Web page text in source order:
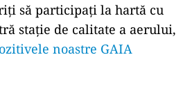
să participați la hartă cu
stație de calitate a aerului,
noastre GAIA